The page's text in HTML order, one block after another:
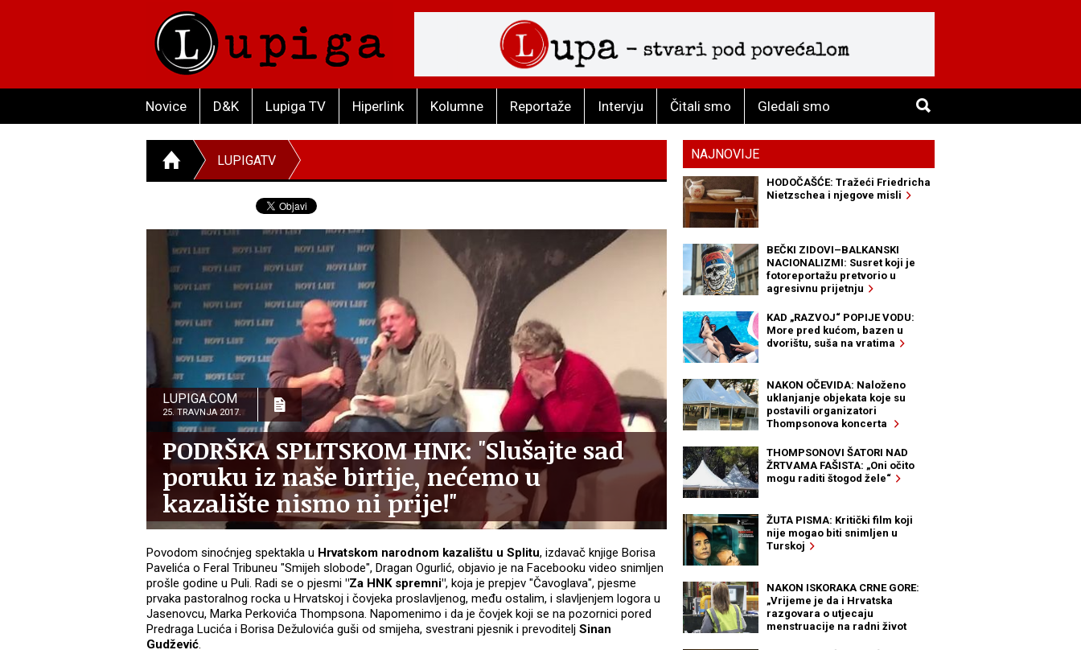
Novice D&K Lupiga TV Hiperlink Kolumne Reportaže Intervju Čitali smo Gledali smo
LUPIGATV
LUPIGA.COM
25. TRAVNJA 2017.
PODRŠKA SPLITSKOM HNK: "Slušajte sad
poruku iz naše birtije, nećemo u
kazalište nismo ni prije!"
Povodom sinoćnjeg spektakla u Hrvatskom narodnom kazalištu u Splitu, izdavač knjige Borisa
Pavelića o Feral Tribuneu "Smijeh slobode", Dragan Ogurlić, objavio je na Facebooku video snimljen
prošle godine u Puli. Radi se o pjesmi "Za HNK spremni", koja je prepjev "Čavoglava", pjesme
prvaka pastoralnog rocka u Hrvatskoj i čovjeka proslavljenog, među ostalim, i slavljenjem logora u
Jasenovcu, Marka Perkovića Thompsona. Napomenimo i da je čovjek koji se na pozornici pored
Predraga Lucića i Borisa Dežulovića guši od smijeha, svestrani pjesnik i prevoditelj Sinan
Gudžević.
NAJNOVIJE
HODOČAŠĆE: Tražeći Friedricha
Nietzschea i njegove misli
BEČKI ZIDOVI–BALKANSKI
NACIONALIZMI: Susret koji je
fotoreportažu pretvorio u
agresivnu prijetnju
KAD „RAZVOJ“ POPIJE VODU:
More pred kućom, bazen u
dvorištu, suša na vratima
NAKON OČEVIDA: Naloženo
uklanjanje objekata koje su
postavili organizatori
Thompsonova koncerta
THOMPSONOVI ŠATORI NAD
ŽRTVAMA FAŠISTA: „Oni očito
mogu raditi štogod žele“
ŽUTA PISMA: Kritički film koji
nije mogao biti snimljen u
Turskoj
NAKON ISKORAKA CRNE GORE:
„Vrijeme je da i Hrvatska
razgovara o utjecaju
menstruacije na radni život